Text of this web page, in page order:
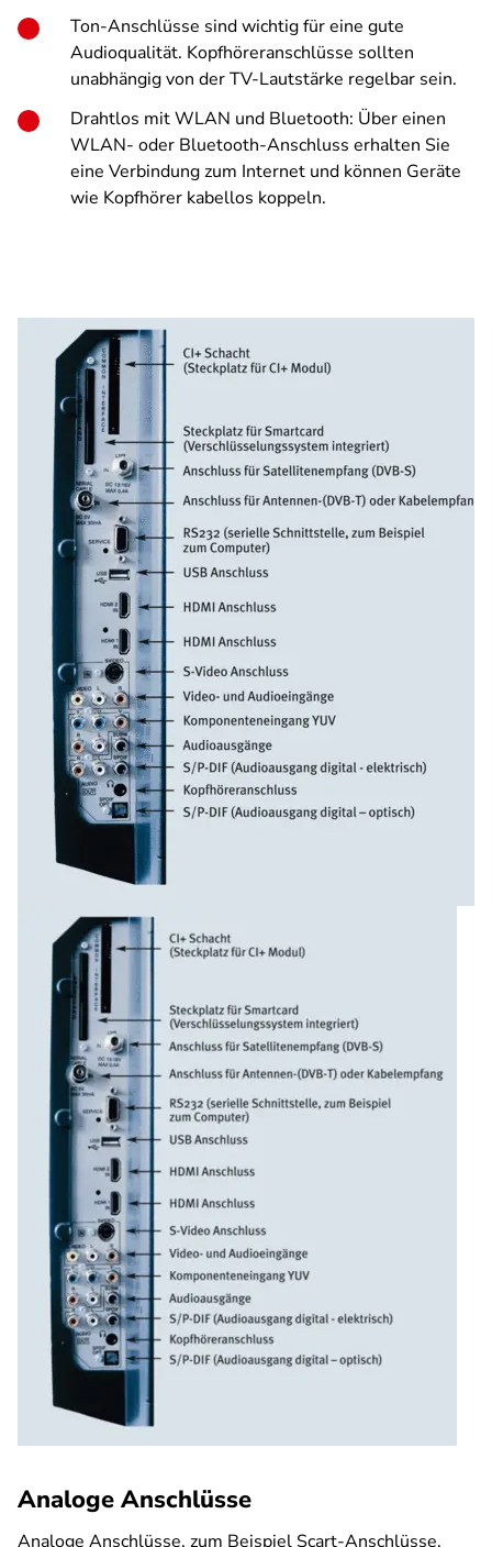
Ton-Anschlüsse sind wichtig für eine gute
Audioqualität. Kopfhöreranschlüsse sollten
unabhängig von der TV-Lautstärke regelbar sein.
Drahtlos mit WLAN und Bluetooth: Über einen
WLAN- oder Bluetooth-Anschluss erhalten Sie
eine Verbindung zum Internet und können Geräte
wie Kopfhörer kabellos koppeln.
Analoge Anschlüsse
Analoge Anschlüsse, zum Beispiel Scart-Anschlüsse,